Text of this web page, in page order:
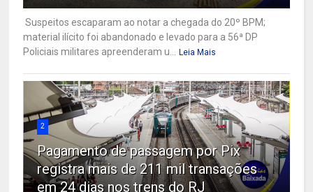
Suspeitos escaparam ao notar a chegada do 20º BPM;
material ilícito foi abandonado e levado para a 56ª DP
Policiais militares apreenderam u...
Leia Mais
2
Pagamento de passagem por Pix
registra mais de 211 mil transações
em 24 dias nos trens do RJ